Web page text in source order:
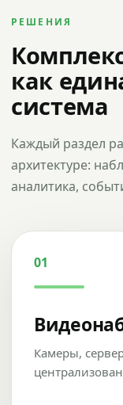
РЕШЕНИЯ
как
система
Каждый раздел
архитектуре:
аналитика,
01
Камеры,